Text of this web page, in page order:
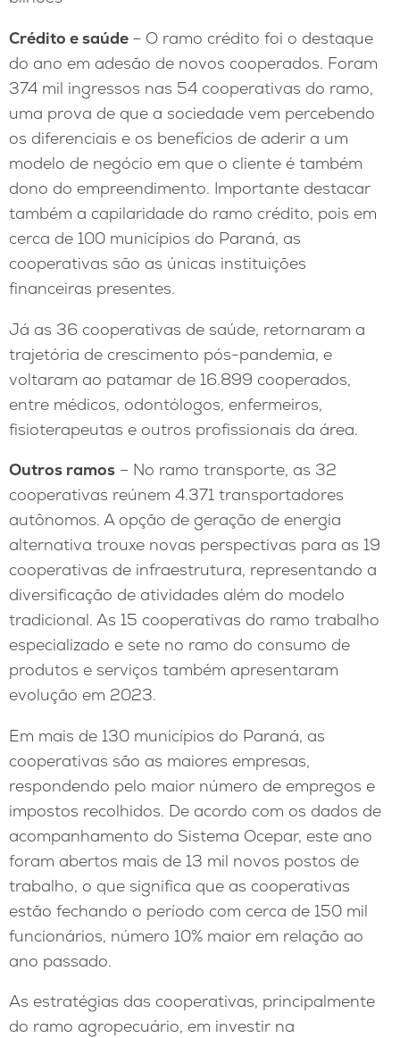
Crédito e saúde – O ramo crédito foi o destaque
do ano em adesão de novos cooperados. Foram
374 mil ingressos nas 54 cooperativas do ramo,
uma prova de que a sociedade vem percebendo
os diferenciais e os benefícios de aderir a um
modelo de negócio em que o cliente é também
dono do empreendimento. Importante destacar
também a capilaridade do ramo crédito, pois em
cerca de 100 municípios do Paraná, as
cooperativas são as únicas instituições
financeiras presentes.
Já as 36 cooperativas de saúde, retornaram a
trajetória de crescimento pós-pandemia, e
voltaram ao patamar de 16.899 cooperados,
entre médicos, odontólogos, enfermeiros,
fisioterapeutas e outros profissionais da área.
Outros ramos – No ramo transporte, as 32
cooperativas reúnem 4.371 transportadores
autônomos. A opção de geração de energia
alternativa trouxe novas perspectivas para as 19
cooperativas de infraestrutura, representando a
diversificação de atividades além do modelo
tradicional. As 15 cooperativas do ramo trabalho
especializado e sete no ramo do consumo de
produtos e serviços também apresentaram
evolução em 2023.
Em mais de 130 municípios do Paraná, as
cooperativas são as maiores empresas,
respondendo pelo maior número de empregos e
impostos recolhidos. De acordo com os dados de
acompanhamento do Sistema Ocepar, este ano
foram abertos mais de 13 mil novos postos de
trabalho, o que significa que as cooperativas
estão fechando o período com cerca de 150 mil
funcionários, número 10% maior em relação ao
ano passado.
As estratégias das cooperativas, principalmente
do ramo agropecuário, em investir na